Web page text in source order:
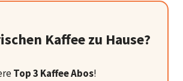
Kaffee zu Hause?
Top 3 Kaffee Abos!